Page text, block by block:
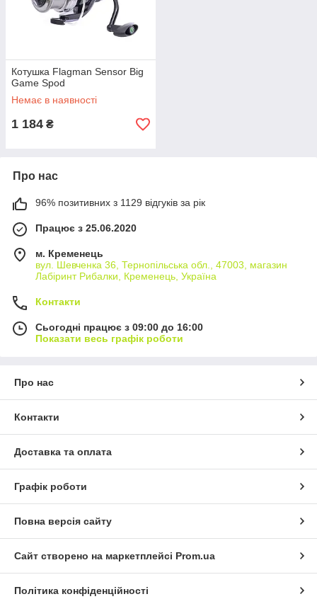
Котушка Flagman Sensor Big
Game Spod
Немає в наявності
1 184 ₴
Про нас
96% позитивних з 1129 відгуків за рік
Працює з 25.06.2020
м. Кременець
вул. Шевченка 36, Тернопільська обл., 47003, магазин
Лабіринт Рибалки, Кременець, Україна
Контакти
Сьогодні працює з 09:00 до 16:00
Показати весь графік роботи
Про нас
Контакти
Доставка та оплата
Графік роботи
Повна версія сайту
Сайт створено на маркетплейсі Prom.ua
Політика конфіденційності